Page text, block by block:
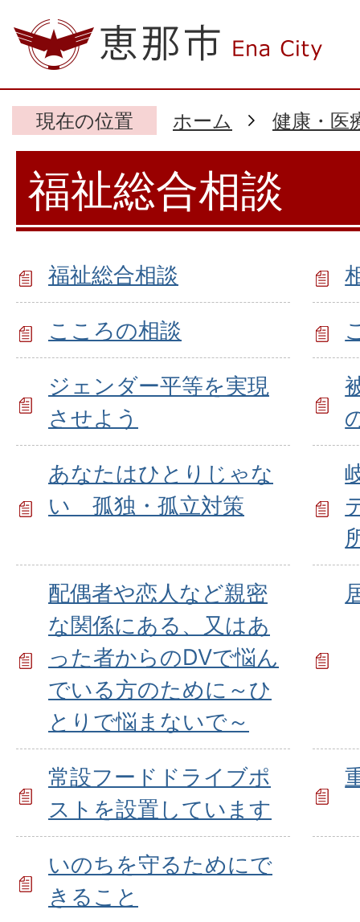
現在の位置 ホーム 健康・医
福祉総合相談
福祉総合相談
こころの相談
ジェンダー平等を実現
させよう
あなたはひとりじゃな
い 孤独・孤立対策
配偶者や恋人など親密
な関係にある、又はあ
った者からのDVで悩ん
でいる方のために～ひ
とりで悩まないで～
常設フードドライブポ
ストを設置しています
いのちを守るためにで
きること